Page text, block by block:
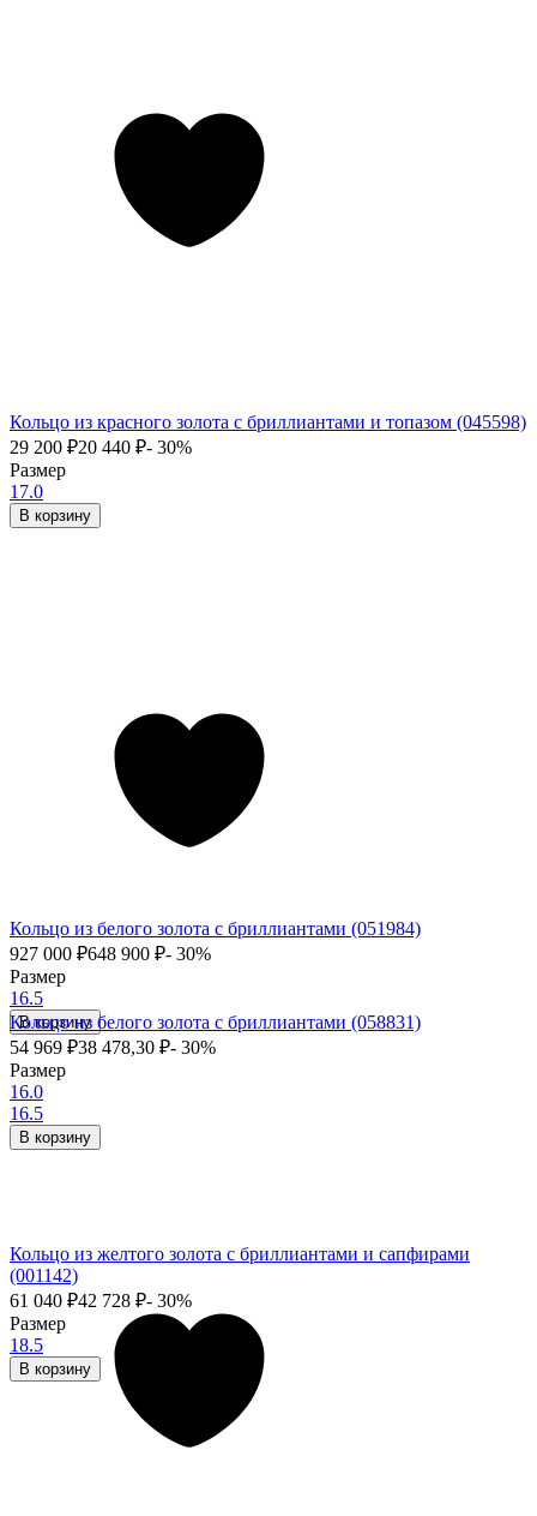
Кольцо из белого золота с бриллиантами (051984)
927 000 ₽648 900 ₽- 30%
Размер
16.5
В корзину
Кольцо из красного золота с бриллиантами и топазом (045598)
29 200 ₽20 440 ₽- 30%
Размер
17.0
В корзину
Кольцо из белого золота с бриллиантами (058831)
54 969 ₽38 478,30 ₽- 30%
Размер
16.0
16.5
В корзину
Кольцо из желтого золота с бриллиантами и сапфирами
(001142)
61 040 ₽42 728 ₽- 30%
Размер
18.5
В корзину